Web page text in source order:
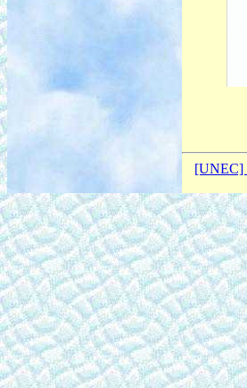
[UNEC]